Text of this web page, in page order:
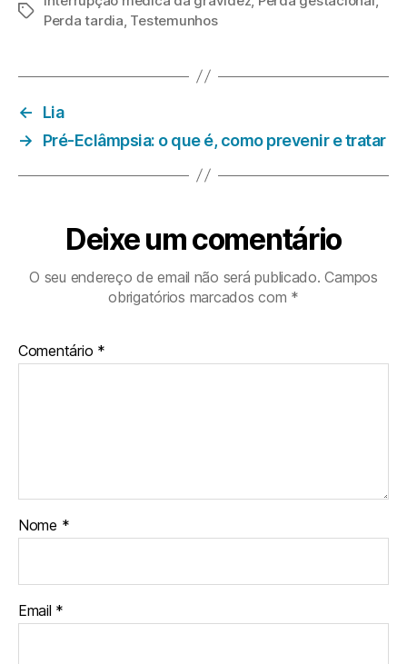
Etiquetas
Perda tardia Testemunhos
←
Lia
→
Pré-Eclâmpsia: o que é, como prevenir e tratar
Deixe um comentário
O seu endereço de email não será publicado. Campos
obrigatórios marcados com *
Comentário *
Nome *
Email *